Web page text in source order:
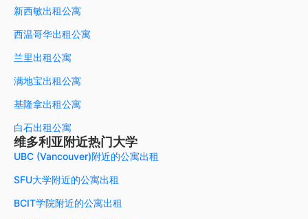
新西敏出租公寓
西温哥华出租公寓
兰里出租公寓
满地宝出租公寓
基隆拿出租公寓
白石出租公寓
维多利亚附近热门大学
UBC (Vancouver)附近的公寓出租
SFU大学附近的公寓出租
BCIT学院附近的公寓出租